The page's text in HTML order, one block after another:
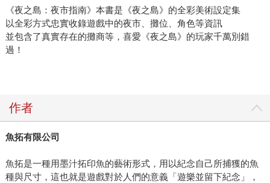
《夜之島：夜市指南》本書是《夜之島》的全彩美術設定集
以全彩方式忠實收錄遊戲中的夜市、攤位、角色等資訊
並包含了真實存在的攤商等，喜愛《夜之島》的玩家千萬別錯
過！
作者
魚拓有限公司
魚拓是一種用墨汁拓印魚的藝術形式，用以紀念自己所捕獲的魚
種與尺寸，這也就是遊戲對於人們的意義「遊樂並留下紀念」，